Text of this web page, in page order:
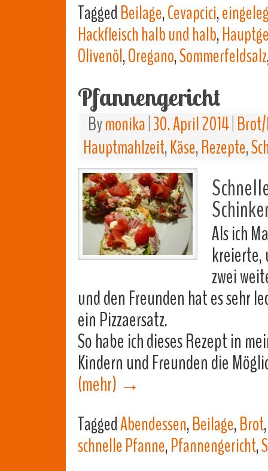
TaggedBeilage,Cevapcici,
Hackfleisch halb und halb,
Olivenöl,Oregano,Sommerfeldsalz
Pfannengericht
Bymonika 30. April 2014
Hauptmahlzeit,Käse,Rezepte,
Als ich
kreierte,
zwei
und den Freunden hat es sehr
ein Pizzaersatz.
So habe ich dieses Rezept in
Kindern und Freunden die
(mehr) →
TaggedAbendessen,Beilage,Brot
schnelle Pfanne,Pfannengericht,